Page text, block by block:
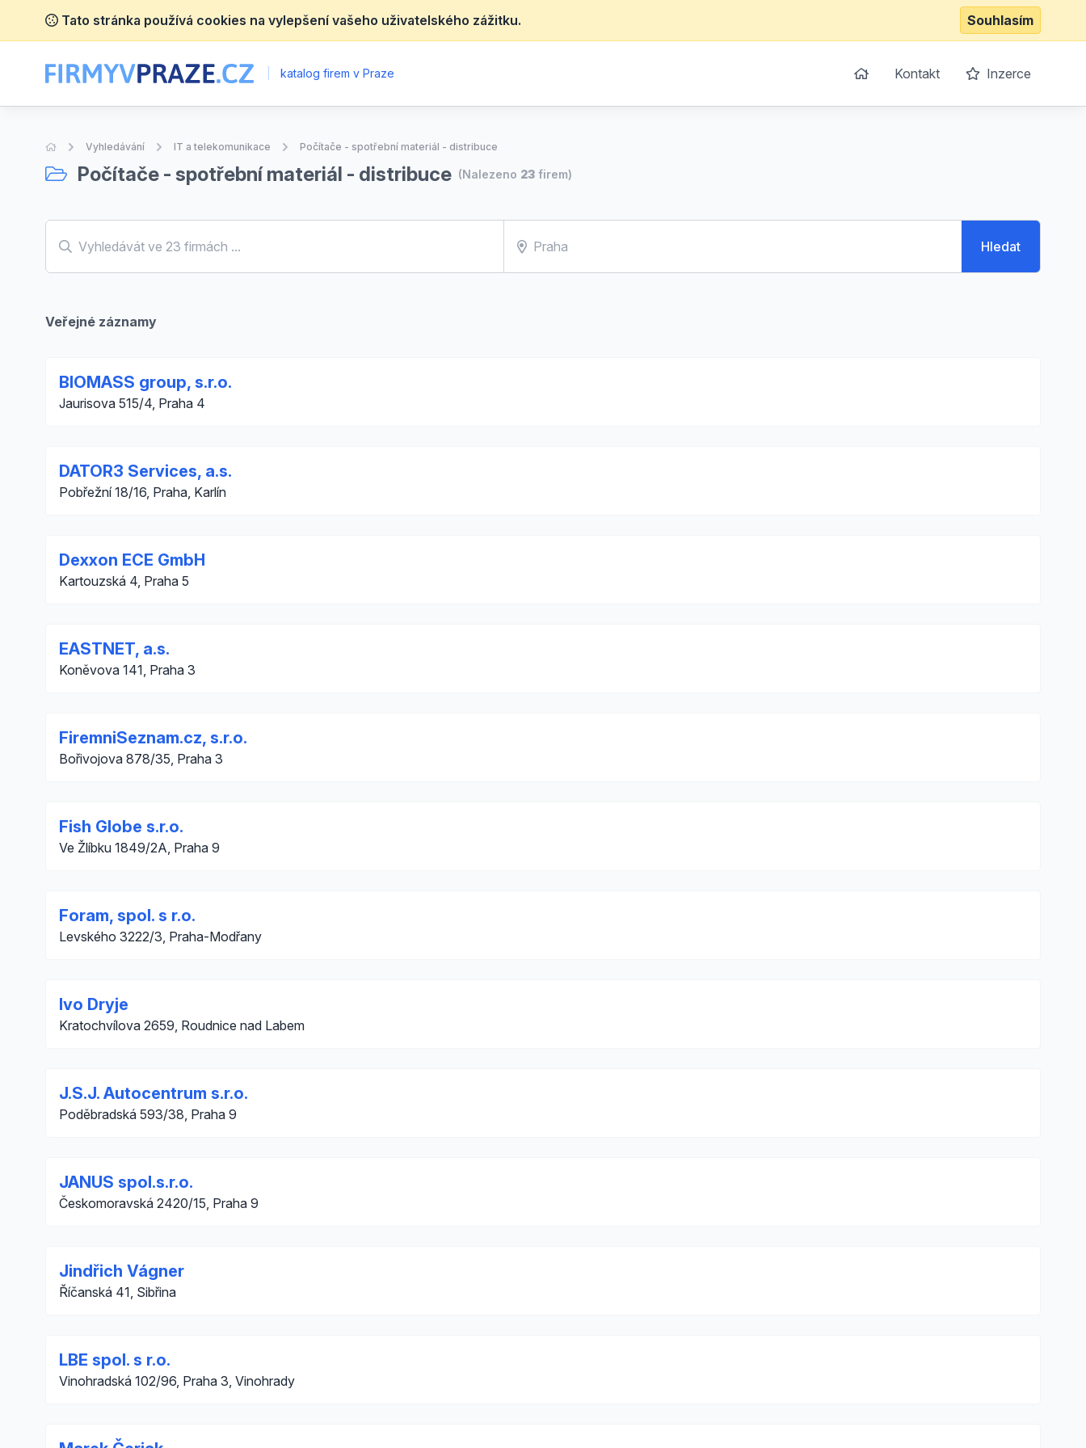
Tato stránka používá cookies na vylepšení vašeho uživatelského zážitku. Souhlasím
katalog firem v Praze Kontakt Inzerce
Úvodní stránka
Vyhledávání IT a telekomunikace Počítače - spotřební materiál - distribuce
Počítače - spotřební materiál - distribuce (Nalezeno 23 firem)
Hledat
Veřejné záznamy
BIOMASS group, s.r.o.
Jaurisova 515/4, Praha 4
DATOR3 Services, a.s.
Pobřežní 18/16, Praha, Karlín
Dexxon ECE GmbH
Kartouzská 4, Praha 5
EASTNET, a.s.
Koněvova 141, Praha 3
FiremniSeznam.cz, s.r.o.
Bořivojova 878/35, Praha 3
Fish Globe s.r.o.
Ve Žlíbku 1849/2A, Praha 9
Foram, spol. s r.o.
Levského 3222/3, Praha-Modřany
Ivo Dryje
Kratochvílova 2659, Roudnice nad Labem
J.S.J. Autocentrum s.r.o.
Poděbradská 593/38, Praha 9
JANUS spol.s.r.o.
Českomoravská 2420/15, Praha 9
Jindřich Vágner
Říčanská 41, Sibřina
LBE spol. s r.o.
Vinohradská 102/96, Praha 3, Vinohrady